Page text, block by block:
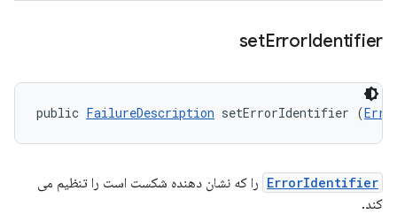
setErrorIdentifier
public FailureDescription setErrorIdentifier (
ErrorIdentifier را که نشان دهنده شکست است را تنظیم می
کند.